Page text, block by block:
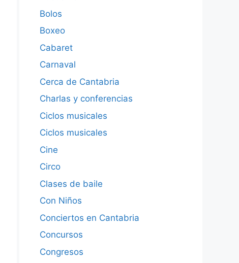
Bolos
Boxeo
Cabaret
Carnaval
Cerca de Cantabria
Charlas y conferencias
Ciclos musicales
Ciclos musicales
Cine
Circo
Clases de baile
Con Niños
Conciertos en Cantabria
Concursos
Congresos